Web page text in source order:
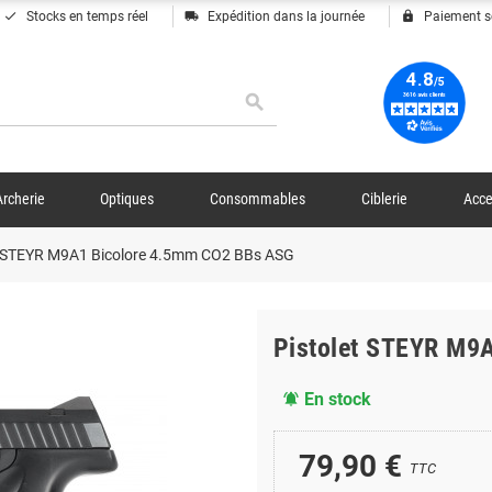
done Stocks en temps réel local_shipping Expédition dans la journée lock Paiement
search
Optiques Consommables Ciblerie
M9A1 Bicolore 4.5mm CO2 BBs ASG
Pistolet STEYR
notifications_active En stock
79,90 € TTC